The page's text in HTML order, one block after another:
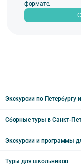
формате.
Экскурсии по Петербургу
Сборные туры в Санкт-
Туры в
Экскурсии и программы
Туры для школьников